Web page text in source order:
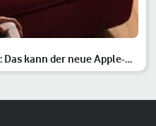
Das kann der neue Apple-